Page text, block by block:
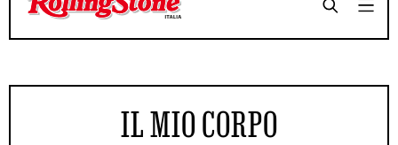
IL MIO CORPO